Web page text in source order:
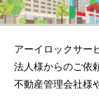
アーイロックサー
法人様からのご依
不動産管理会社様